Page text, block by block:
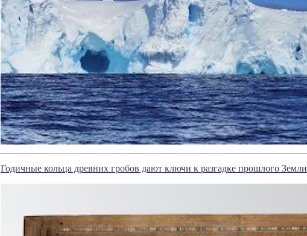
Годичные кольца древних гробов дают ключи к разгадке прошлого Земли